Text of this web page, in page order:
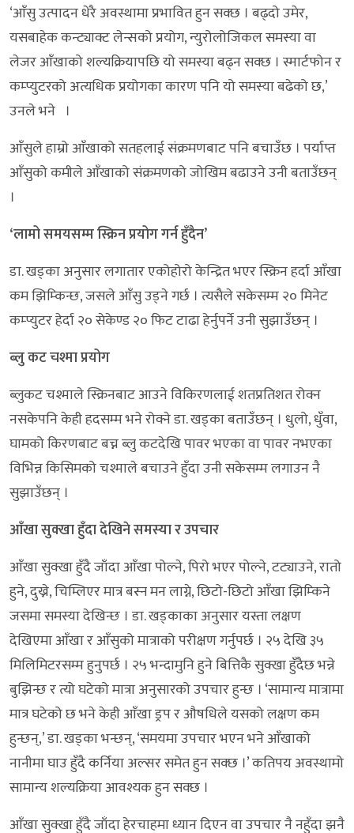
‘आँसु उत्पादन धेरै अवस्थामा प्रभावित हुन सक्छ । बढ्दो उमेर,
यसबाहेक कन्ट्याक्ट लेन्सको प्रयोग, न्युरोलोजिकल समस्या वा
लेजर आँखाको शल्यक्रियापछि यो समस्या बढ्न सक्छ । स्मार्टफोन र
कम्प्युटरको अत्यधिक प्रयोगका कारण पनि यो समस्या बढेको छ,’
उनले भने ।
आँसुले हाम्रो आँखाको सतहलाई संक्रमणबाट पनि बचाउँछ । पर्याप्त
आँसुको कमीले आँखाको संक्रमणको जोखिम बढाउने उनी बताउँछन्
।
‘लामो समयसम्म स्क्रिन प्रयोग गर्न हुँदैन’
डा. खड्का अनुसार लगातार एकोहोरो केन्द्रित भएर स्क्रिन हर्दा आँखा
कम झिम्किन्छ, जसले आँसु उड्ने गर्छ । त्यसैले सकेसम्म २० मिनेट
कम्प्युटर हेर्दा २० सेकेण्ड २० फिट टाढा हेर्नुपर्ने उनी सुझाउँछन् ।
ब्लु कट चश्मा प्रयोग
ब्लुकट चश्माले स्क्रिनबाट आउने विकिरणलाई शतप्रतिशत रोक्न
नसकेपनि केही हदसम्म भने रोक्ने डा. खड्का बताउँछन् । धुलो, धुँवा,
घामको किरणबाट बच्न ब्लु कटदेखि पावर भएका वा पावर नभएका
विभिन्न किसिमको चश्माले बचाउने हुँदा उनी सकेसम्म लगाउन नै
सुझाउँछन् ।
आँखा सुक्खा हुँदा देखिने समस्या र उपचार
आँखा सुक्खा हुँदै जाँदा आँखा पोल्ने, पिरो भएर पोल्ने, टट्याउने, रातो
हुने, दुख्ने, चिम्लिएर मात्र बस्न मन लाग्ने, छिटो-छिटो आँखा झिम्किने
जसमा समस्या देखिन्छ । डा. खड्काका अनुसार यस्ता लक्षण
देखिएमा आँखा र आँसुको मात्राको परीक्षण गर्नुपर्छ । २५ देखि ३५
मिलिमिटरसम्म हुनुपर्छ । २५ भन्दामुनि हुने बित्तिकै सुक्खा हुँदैछ भन्ने
बुझिन्छ र त्यो घटेको मात्रा अनुसारको उपचार हुन्छ । ‘सामान्य मात्रामा
मात्र घटेको छ भने केही आँखा ड्रप र औषधिले यसको लक्षण कम
हुन्छन्,’ डा. खड्का भन्छन्, ‘समयमा उपचार भएन भने आँखाको
नानीमा घाउ हुँदै कर्निया अल्सर समेत हुन सक्छ ।’ कतिपय अवस्थामो
सामान्य शल्यक्रिया आवश्यक हुन सक्छ ।
आँखा सुक्खा हुँदै जाँदा हेरचाहमा ध्यान दिएन वा उपचार नै नहुँदा झनै